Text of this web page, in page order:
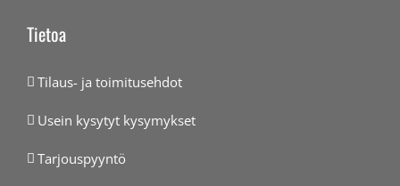
Tietoa
Tilaus- ja toimitusehdot
Usein kysytyt kysymykset
Tarjouspyyntö